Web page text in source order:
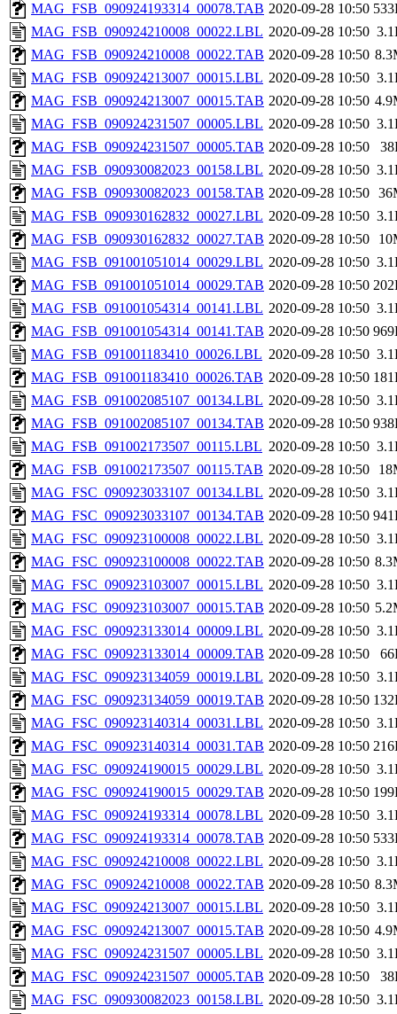
MAG_FSB_090924193314_00078.TAB 2020-09-28 10:50
MAG_FSB_090924210008_00022.LBL 2020-09-28 10:50
MAG_FSB_090924210008_00022.TAB 2020-09-28 10:50
MAG_FSB_090924213007_00015.LBL 2020-09-28 10:50
MAG_FSB_090924213007_00015.TAB 2020-09-28 10:50
MAG_FSB_090924231507_00005.LBL 2020-09-28 10:50
MAG_FSB_090924231507_00005.TAB 2020-09-28 10:50
MAG_FSB_090930082023_00158.LBL 2020-09-28 10:50
MAG_FSB_090930082023_00158.TAB 2020-09-28 10:50
MAG_FSB_090930162832_00027.LBL 2020-09-28 10:50
MAG_FSB_090930162832_00027.TAB 2020-09-28 10:50
MAG_FSB_091001051014_00029.LBL 2020-09-28 10:50
MAG_FSB_091001051014_00029.TAB 2020-09-28 10:50
MAG_FSB_091001054314_00141.LBL 2020-09-28 10:50
MAG_FSB_091001054314_00141.TAB 2020-09-28 10:50
MAG_FSB_091001183410_00026.LBL 2020-09-28 10:50
MAG_FSB_091001183410_00026.TAB 2020-09-28 10:50
MAG_FSB_091002085107_00134.LBL 2020-09-28 10:50
MAG_FSB_091002085107_00134.TAB 2020-09-28 10:50
MAG_FSB_091002173507_00115.LBL 2020-09-28 10:50
MAG_FSB_091002173507_00115.TAB 2020-09-28 10:50
MAG_FSC_090923033107_00134.LBL 2020-09-28 10:50
MAG_FSC_090923033107_00134.TAB 2020-09-28 10:50
MAG_FSC_090923100008_00022.LBL 2020-09-28 10:50
MAG_FSC_090923100008_00022.TAB 2020-09-28 10:50
MAG_FSC_090923103007_00015.LBL 2020-09-28 10:50
MAG_FSC_090923103007_00015.TAB 2020-09-28 10:50
MAG_FSC_090923133014_00009.LBL 2020-09-28 10:50
MAG_FSC_090923133014_00009.TAB 2020-09-28 10:50
MAG_FSC_090923134059_00019.LBL 2020-09-28 10:50
MAG_FSC_090923134059_00019.TAB 2020-09-28 10:50
MAG_FSC_090923140314_00031.LBL 2020-09-28 10:50
MAG_FSC_090923140314_00031.TAB 2020-09-28 10:50
MAG_FSC_090924190015_00029.LBL 2020-09-28 10:50
MAG_FSC_090924190015_00029.TAB 2020-09-28 10:50
MAG_FSC_090924193314_00078.LBL 2020-09-28 10:50
MAG_FSC_090924193314_00078.TAB 2020-09-28 10:50
MAG_FSC_090924210008_00022.LBL 2020-09-28 10:50
MAG_FSC_090924210008_00022.TAB 2020-09-28 10:50
MAG_FSC_090924213007_00015.LBL 2020-09-28 10:50
MAG_FSC_090924213007_00015.TAB 2020-09-28 10:50
MAG_FSC_090924231507_00005.LBL 2020-09-28 10:50
MAG_FSC_090924231507_00005.TAB 2020-09-28 10:50
MAG_FSC_090930082023_00158.LBL 2020-09-28 10:50